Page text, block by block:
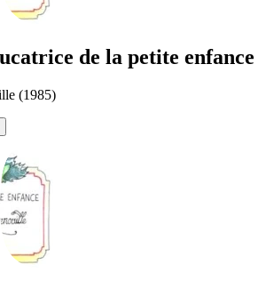
de la petite enfance
(1985)